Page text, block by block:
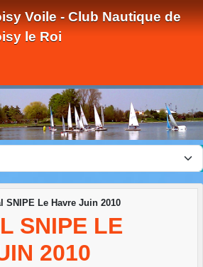
Voile - Club Nautique de
le Roi
SNIPE Le Havre Juin 2010
SNIPE LE
2010
cookies